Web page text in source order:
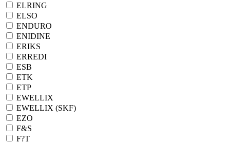
ELRING
ELSO
ENDURO
ENIDINE
ERIKS
ERREDI
ESB
ETK
ETP
EWELLIX
EWELLIX (SKF)
EZO
F&S
F?T